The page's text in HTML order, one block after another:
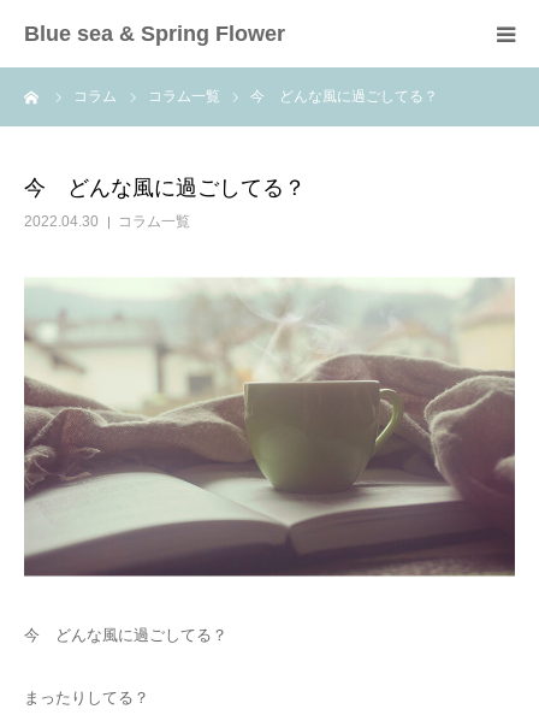
Blue sea & Spring Flower
コラム コラム一覧 今 どんな風に過ごしてる？
今 どんな風に過ごしてる？
2022.04.30 コラム一覧
今 どんな風に過ごしてる？
まったりしてる？
HOME
お客様の声
コラム